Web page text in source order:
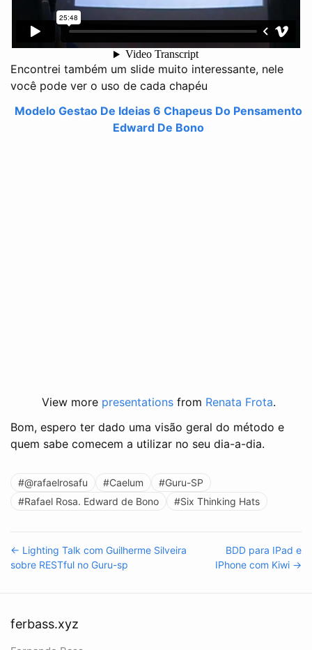
Encontrei também um slide muito interessante, nele
você pode ver o uso de cada chapéu
Modelo Gestao De Ideias 6 Chapeus Do Pensamento
Edward De Bono
View more presentationsfrom Renata Frota.
Bom, espero ter dado uma visão geral do método e
quem sabe comecem a utilizar no seu dia-a-dia.
#@rafaelrosafu #Caelum
#Guru-SP
#Rafael Rosa. Edward de Bono
#Six Thinking Hats
← Lighting Talk com Guilherme Silveira
sobre RESTful no Guru-sp
BDD para IPad e
IPhone com Kiwi →
ferbass.xyz